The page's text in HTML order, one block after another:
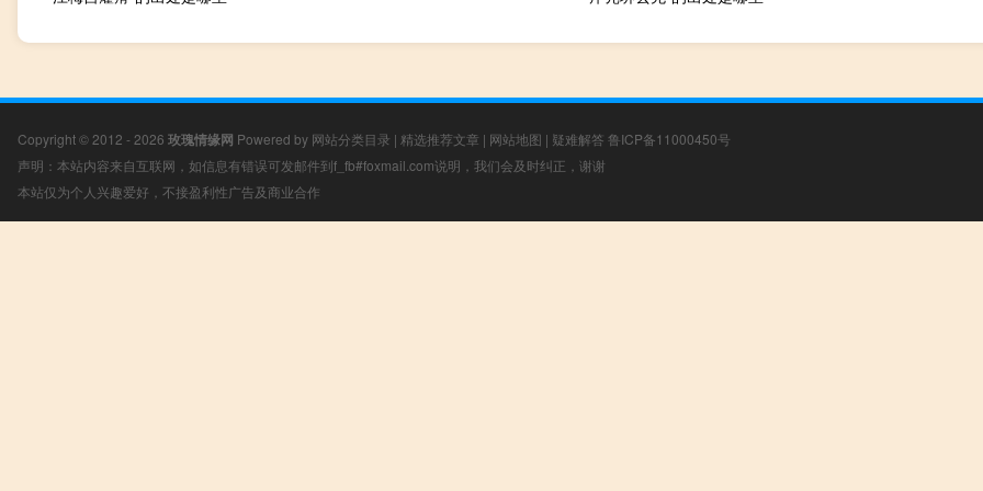
Copyright © 2012 - 2026 玫瑰情缘网 Powered by 网站分类目录 | 精选推荐文章 | 网站地图 | 疑难解答 鲁ICP备11000450号
声明：本站内容来自互联网，如信息有错误可发邮件到f_fb#foxmail.com说明，我们会及时纠正，谢谢
本站仅为个人兴趣爱好，不接盈利性广告及商业合作